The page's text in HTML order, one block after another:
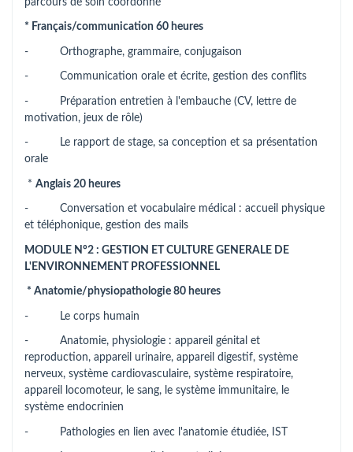
* Français/communication 60 heures
- Orthographe, grammaire, conjugaison
- Communication orale et écrite, gestion des conflits
- Préparation entretien à l'embauche (CV, lettre de
motivation, jeux de rôle)
- Le rapport de stage, sa conception et sa présentation
orale
* Anglais 20 heures
- Conversation et vocabulaire médical : accueil physique
et téléphonique, gestion des mails
MODULE N°2 : GESTION ET CULTURE GENERALE DE
L'ENVIRONNEMENT PROFESSIONNEL
* Anatomie/physiopathologie 80 heures
- Le corps humain
- Anatomie, physiologie : appareil génital et
reproduction, appareil urinaire, appareil digestif, système
nerveux, système cardiovasculaire, système respiratoire,
appareil locomoteur, le sang, le système immunitaire, le
système endocrinien
- Pathologies en lien avec l'anatomie étudiée, IST